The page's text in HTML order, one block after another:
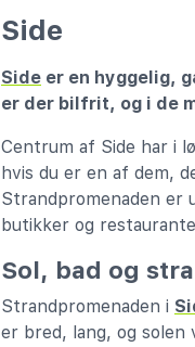
Side
Side er en hyggelig,
er der bilfrit, og i de
Centrum af Side har i
hvis du er en af dem,
Strandpromenaden er
butikker og
Sol, bad og
Strandpromenaden i
er bred, lang, og